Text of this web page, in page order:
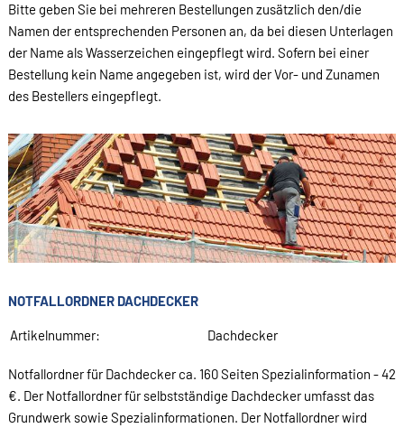
Bitte geben Sie bei mehreren Bestellungen zusätzlich den/die
Namen der entsprechenden Personen an, da bei diesen Unterlagen
der Name als Wasserzeichen eingepflegt wird. Sofern bei einer
Bestellung kein Name angegeben ist, wird der Vor- und Zunamen
des Bestellers eingepflegt.
NOTFALLORDNER DACHDECKER
Artikelnummer: Dachdecker
Notfallordner für Dachdecker ca. 160 Seiten Spezialinformation - 42
€. Der Notfallordner für selbstständige Dachdecker umfasst das
Grundwerk sowie Spezialinformationen. Der Notfallordner wird